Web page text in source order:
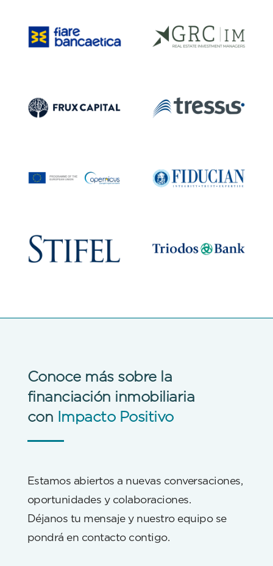
Conoce más sobre la
financiación inmobiliaria
con Impacto Positivo
Estamos abiertos a nuevas conversaciones,
oportunidades y colaboraciones.
Déjanos tu mensaje y nuestro equipo se
pondrá en contacto contigo.